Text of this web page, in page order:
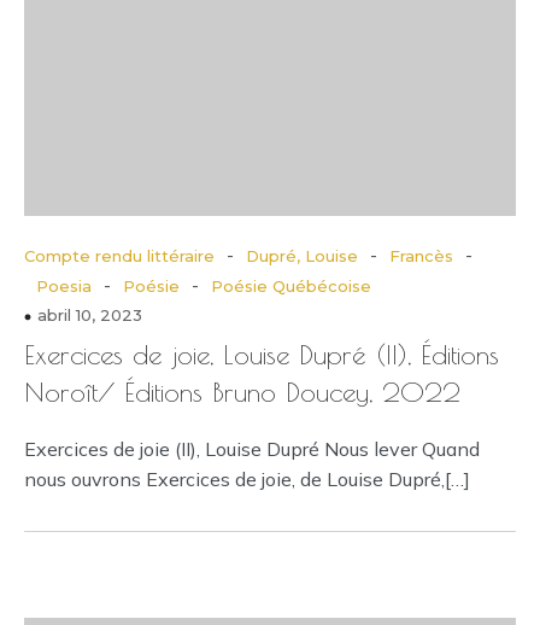
Compte rendu littéraire - Dupré, Louise - Francès -
Poesia - Poésie -
Poésie Québécoise
abril 10, 2023
Exercices de joie, Louise Dupré (II), Éditions
Noroît/ Éditions Bruno Doucey, 2022
Exercices de joie (II), Louise Dupré Nous lever Quand
nous ouvrons Exercices de joie, de Louise Dupré,[…]